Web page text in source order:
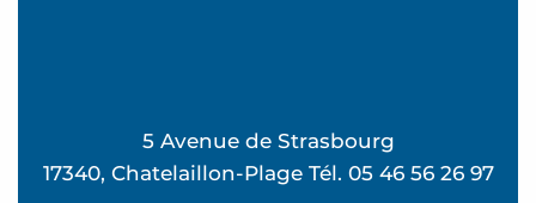
Let's go game, après-midi jeux de société
5 Avenue de Strasbourg
17340, Chatelaillon-Plage Tél. 05 46 56 26 97